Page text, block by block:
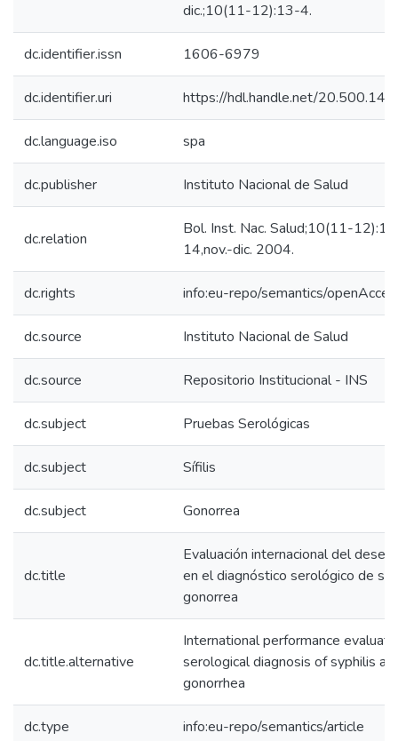
dic.;10(11-12):13-4.
dc.identifier.issn 1606-6979
dc.identifier.uri https://hdl.handle.net/
dc.language.iso spa
dc.publisher Instituto Nacional de Salud
dc.relation
Bol. Inst. Nac. Salud;10(11-
14,nov.-dic. 2004.
dc.rights info:eu-repo/semantics/
dc.source Instituto Nacional de Salud
dc.source Repositorio Institucional - INS
dc.subject Pruebas Serológicas
dc.subject Sífilis
dc.subject Gonorrea
dc.title
Evaluación internacional del
en el diagnóstico serológico de
gonorrea
dc.title.alternative
International performance
serological diagnosis of syphilis
gonorrhea
dc.type info:eu-repo/semantics/article